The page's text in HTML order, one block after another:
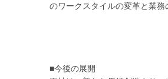
のワークスタイルの変革と業務
■今後の展開